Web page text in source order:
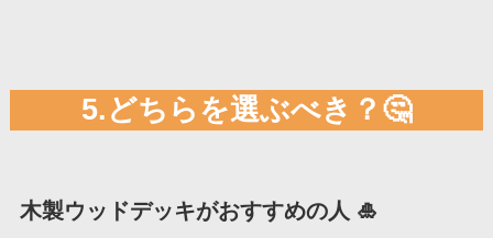
5.どちらを選ぶべき？🤔
木製ウッドデッキがおすすめの人 🎍